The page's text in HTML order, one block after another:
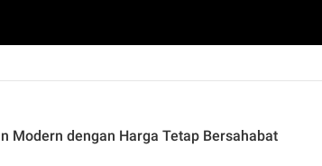
Modern dengan Harga Tetap Bersahabat